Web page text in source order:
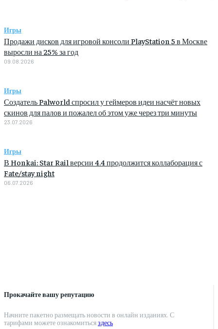
Прокачайте вашу репутацию
Начните пакетно размещать новости в онлайн изданиях. С
тарифами можете ознакомитьсяздесь
Игры
Продажи дисков для игровой консоли PlayStation 5 в Москве
выросли на 25% за год
09.08.2026
Игры
Создатель Palworld спросил у геймеров идеи насчёт новых
скинов для палов и пожалел об этом уже через три минуты
23.07.2026
Игры
В Honkai: Star Rail версии 4.4 продолжится коллаборация с
Fate/stay night
06.07.2026